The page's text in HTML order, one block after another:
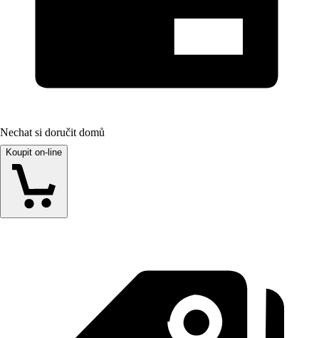
Nechat si doručit domů
Koupit on-line